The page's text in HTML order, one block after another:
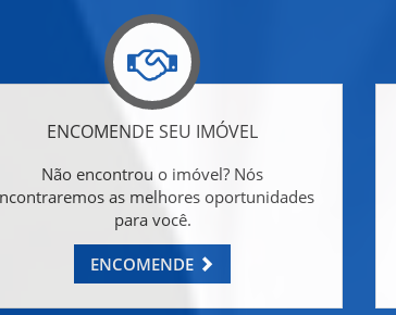
ENCOMENDE SEU IMÓVEL
Não encontrou o imóvel? Nós
as melhores oportunidades
para você.
ENCOMENDE